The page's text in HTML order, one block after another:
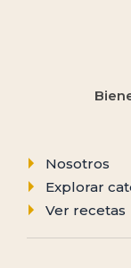
Nosotros
Explorar
Ver recetas